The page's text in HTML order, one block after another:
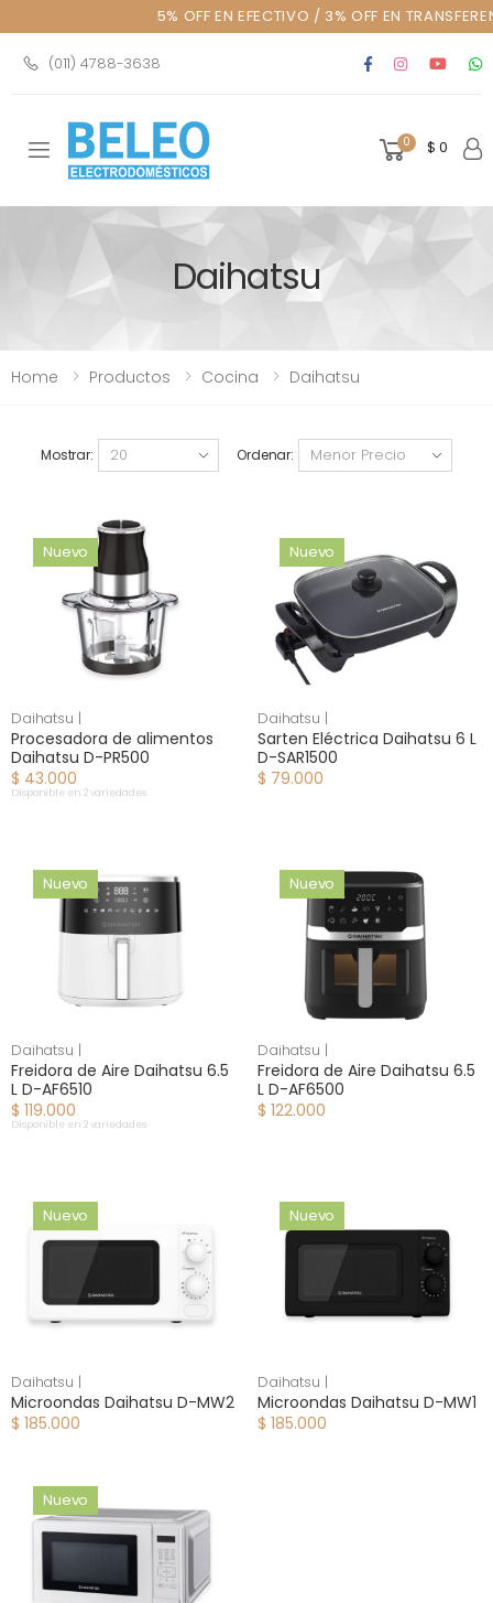
5% OFF EN EFECTIVO / 3% OFF EN
(011) 4788-3638
Toggle mobile menu
0 $ 0
Daihatsu
Home Productos Cocina Daihatsu
Mostrar: Ordenar:
Nuevo
Daihatsu |
Procesadora de alimentos
Daihatsu D-PR500
$ 43.000
Disponible en 2 variedades
Nuevo
Daihatsu |
Sarten Eléctrica Daihatsu 6 L
D-SAR1500
$ 79.000
Nuevo
Daihatsu |
Freidora de Aire Daihatsu 6.5
L D-AF6510
$ 119.000
Disponible en 2 variedades
Nuevo
Daihatsu |
Freidora de Aire Daihatsu 6.5
L D-AF6500
$ 122.000
Nuevo
Daihatsu |
Microondas Daihatsu D-MW2
$ 185.000
Nuevo
Daihatsu |
Microondas Daihatsu D-MW1
$ 185.000
Nuevo